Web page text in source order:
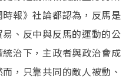
報》社論都認為，反馬是
、反中與反馬的運動的公
治下，主政者與政治會成
，只靠共同的敵人被動、